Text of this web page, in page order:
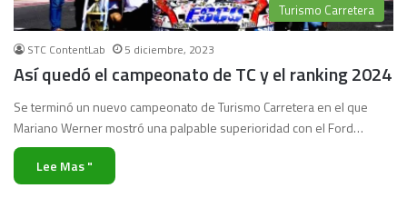
Turismo Carretera
STC ContentLab 5 diciembre, 2023
Así quedó el campeonato de TC y el ranking 2024
Se terminó un nuevo campeonato de Turismo Carretera en el que
Mariano Werner mostró una palpable superioridad con el Ford…
Lee Mas "